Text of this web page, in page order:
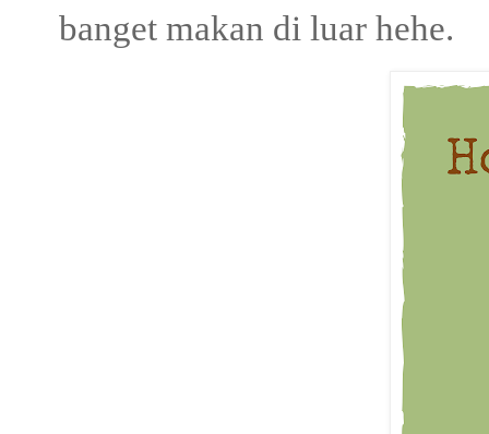
banget makan di luar hehe.